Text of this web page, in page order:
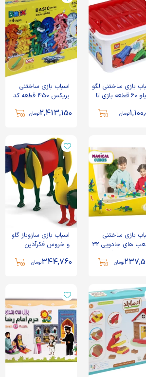
بازی ساختنی لگو
بازی تا
تومان
اسباب بازی ساختنی
بریکس 450 قطعه کد
2,413,150تومان
بازی ساختنی
مکعب های جادویی 32
تومان
اسباب بازی سازوباز گاو
و خروس فکرآذین
344,760تومان